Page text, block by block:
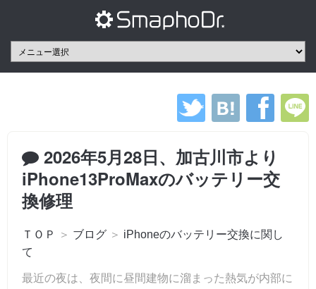
2026年5月28日、加古川市より
iPhone13ProMaxのバッテリー交
換修理
ＴＯＰ ＞ ブログ ＞ iPhoneのバッテリー交換に関し
て
最近の夜は、夜間に昼間建物に溜まった熱気が内部に